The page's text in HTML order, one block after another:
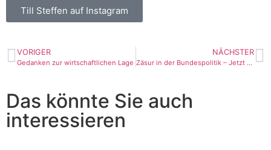
Till Steffen auf Instagram
VORIGER
Gedanken zur wirtschaftlichen Lage
NÄCHSTER
Zäsur in der Bundespolitik – Jetzt gemeinsam handeln
Das könnte Sie auch
interessieren